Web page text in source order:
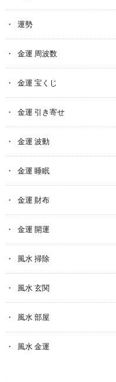
運勢
金運 周波数
金運 宝くじ
金運 引き寄せ
金運 波動
金運 睡眠
金運 財布
金運 開運
風水 掃除
風水 玄関
風水 部屋
風水 金運